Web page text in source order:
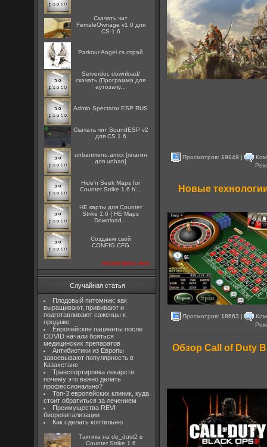
Скачать чит
FemaleOwnage v1.0 для
CS-1.6
Parkour Angel cs спрай
Serverdoc download/
скачать (Программа для
аутозапу...
Admin Spectator ESP RUS
Скачать чит SoundESP v2
для CS 1.6
unbanmenu.amxx [плагин
для unban]
Hide'n Seek Maps for
Counter Strike 1.6 h'...
HE карты для Counter
Strike 1.6 ( HE Maps
Download...
Создаем свой
CONFIG.CFG
посмотреть все
Случайная статья
Плодовый питомник: как
выращивают, прививают и
подготавливают саженцы к
продаже
Европейские пациенты после
COVID начали бояться
медицинских препаратов
Антибиотики из Европы
завоевывают популярность в
Казахстане
Транспортировка лекарств:
почему это важно делать
профессионально?
Топ-3 европейских клиник, куда
стоит обратиться за лечением
Преимущества REVI
биоревитализации
Как сделать коптильню
Тактика на de_dust2 в
Counter Strike 1.6
Просмотров: 19149 |
Новые
Просмотров: 18663 |
Обзор Call of Duty